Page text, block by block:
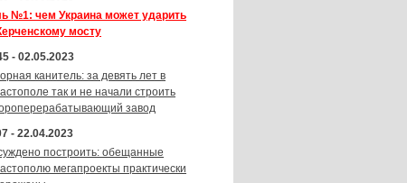
№1: чем Украина может ударить
мосту
- 02.05.2023
канитель: за девять лет в
так и не начали строить
завод
- 22.04.2023
построить: обещанные
мегапроекты практически